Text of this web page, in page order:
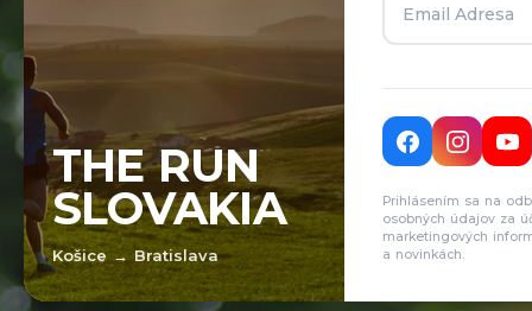
THE RUN
SLOVAKIA
Košice → Bratislava
Prihlásením sa na
osobných údajov za
marketingových
a novinkách.